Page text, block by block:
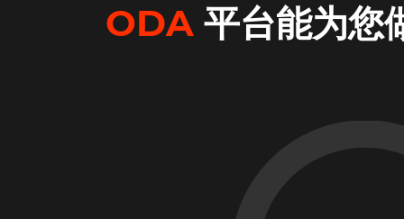
ODA 平台能为您